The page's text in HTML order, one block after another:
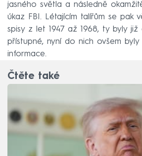
jasného světla a následně
úkaz FBI. Létajícím talířům se pak
spisy z let 1947 až 1968, ty byly již
přístupné, nyní do nich ovšem byly
informace.
Čtěte také